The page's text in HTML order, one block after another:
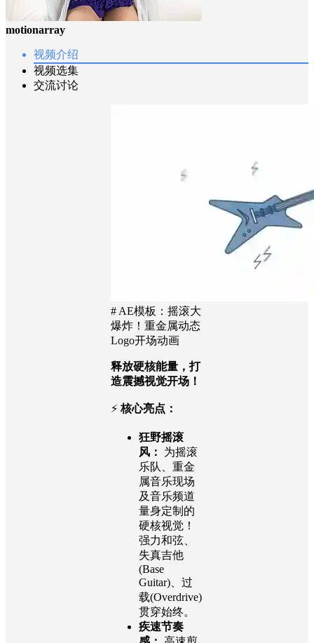
motionarray
视频介绍
视频选集
交流讨论
# AE模板：摇滚大
爆炸！重金属动态
Logo开场动画
释放硬核能量，打
造震撼视觉开场！
⚡ 核心亮点：
狂野摇滚
风：
为摇滚
乐队、重金
属音乐现场
及音乐频道
量身定制的
硬核视觉！
强力和弦、
失真吉他
(Base
Guitar)、过
载(Overdrive)
贯穿始终。
疾速节奏